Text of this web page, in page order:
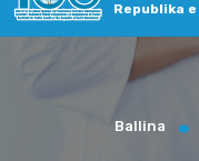
Republika
Ballina